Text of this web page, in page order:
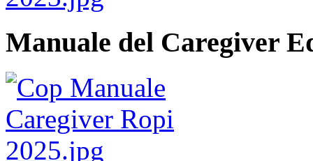
Manuale del Caregiver